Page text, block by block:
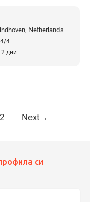
Netherlands
4/4
2 дни
Next →
си